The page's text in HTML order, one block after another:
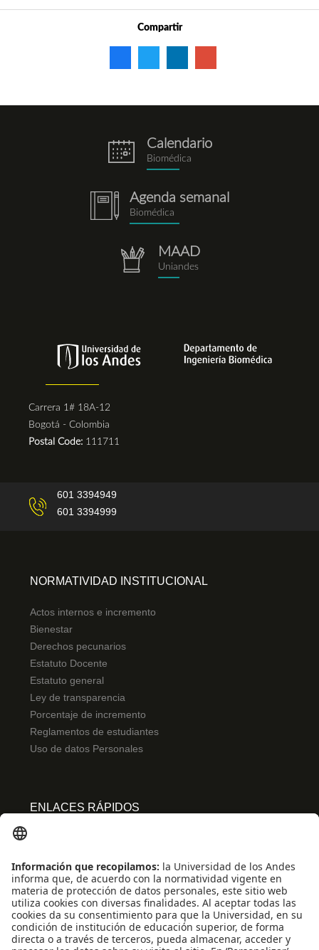
Compartir
eventos.png
Calendario
Biomédica
notebook.png
Agenda semanal
Biomédica
repositorio.png
MAAD
Uniandes
Carrera 1# 18A-12
Bogotá - Colombia
Postal Code: 111711
601 3394949
601 3394999
NORMATIVIDAD INSTITUCIONAL
Actos internos e incremento
Bienestar
Derechos pecunarios
Estatuto Docente
Estatuto general
Ley de transparencia
Porcentaje de incremento
Reglamentos de estudiantes
Uso de datos Personales
ENLACES RÁPIDOS
Convivencia y transparencia
Emergencias: Extensión 0000
Eventos destacados
Mapa del Sitio
Multimedia